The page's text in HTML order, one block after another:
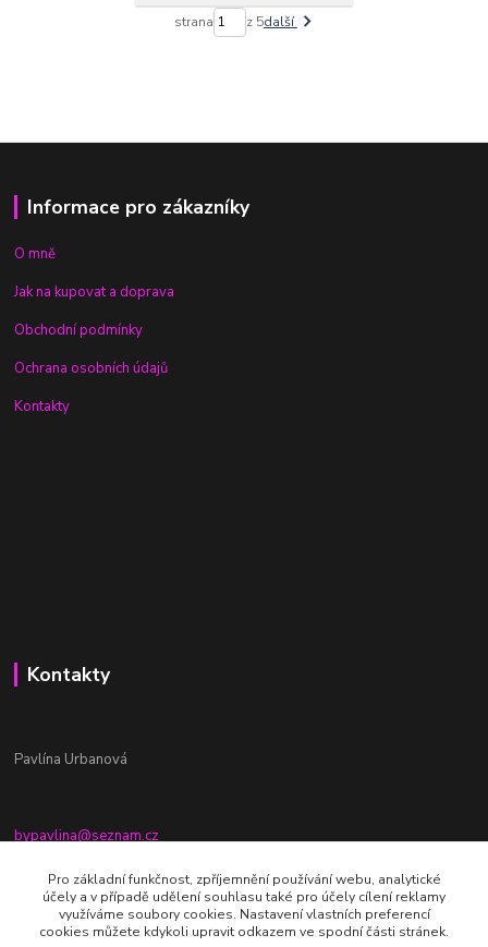
strana z 5další
Informace pro zákazníky
O mně
Jak na kupovat a doprava
Obchodní podmínky
Ochrana osobních údajů
Kontakty
Kontakty
Pavlína Urbanová
bypavlina@seznam.cz
+420774917196
Fb stránka - By pavlina
Pro základní funkčnost, zpříjemnění používání webu, analytické
účely a v případě udělení souhlasu také pro účely cílení reklamy
využíváme soubory cookies. Nastavení vlastních preferencí
cookies můžete kdykoli upravit odkazem ve spodní části stránek.